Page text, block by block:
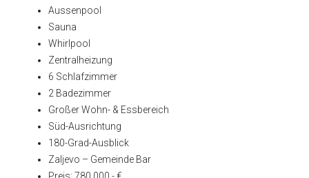
Aussenpool
Sauna
Whirlpool
Zentralheizung
6 Schlafzimmer
2 Badezimmer
Großer Wohn- & Essbereich
Süd-Ausrichtung
180-Grad-Ausblick
Zaljevo – Gemeinde Bar